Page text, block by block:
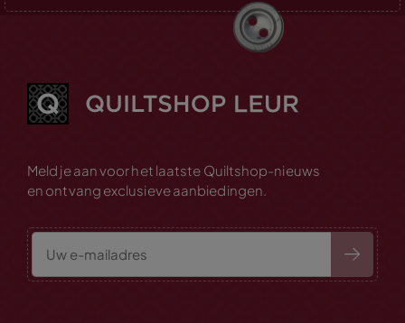
Meld je aan voor het laatste Quiltshop-nieuws
en ontvang exclusieve aanbiedingen.